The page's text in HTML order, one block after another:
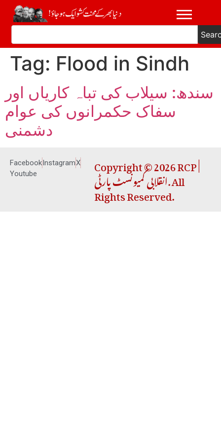
Tag: Flood in Sindh
سندھ: سیلاب کی تباہ کاریاں اور
سفاک حکمرانوں کی عوام
دشمنی
FacebookInstagramX
Youtube
Copyright © 2026 RCP |
انقلابی کمیونسٹ پارٹی. All
Rights Reserved.